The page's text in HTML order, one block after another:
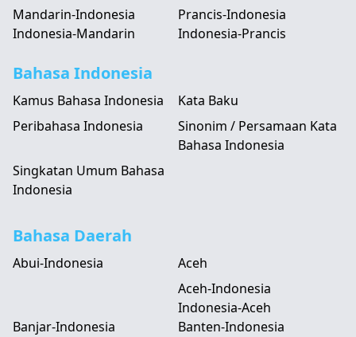
Mandarin-Indonesia
Indonesia-Mandarin
Prancis-Indonesia
Indonesia-Prancis
Bahasa Indonesia
Kamus Bahasa Indonesia
Kata Baku
Peribahasa Indonesia
Sinonim / Persamaan Kata
Bahasa Indonesia
Singkatan Umum Bahasa
Indonesia
Bahasa Daerah
Abui-Indonesia
Aceh
Aceh-Indonesia
Indonesia-Aceh
Banjar-Indonesia
Banten-Indonesia